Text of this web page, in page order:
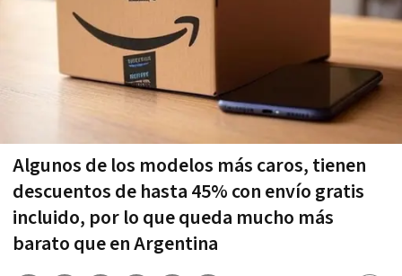
Algunos de los modelos más caros, tienen
descuentos de hasta 45% con envío gratis
incluido, por lo que queda mucho más
barato que en Argentina